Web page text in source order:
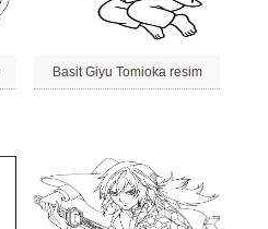
Basit Giyu Tomioka resim